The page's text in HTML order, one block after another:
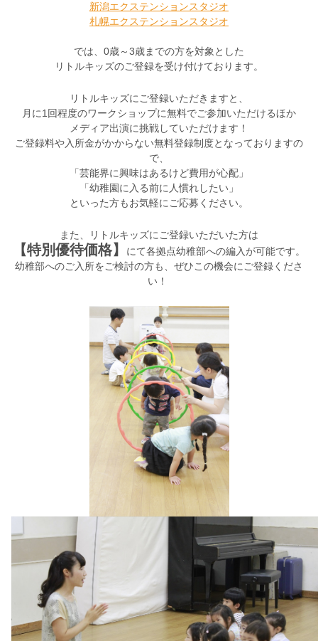
新潟エクステンションスタジオ
札幌エクステンションスタジオ
では、0歳～3歳までの方を対象とした
リトルキッズのご登録を受け付けております。
リトルキッズにご登録いただきますと、
月に1回程度のワークショップに無料でご参加いただけるほか
メディア出演に挑戦していただけます！
ご登録料や入所金がかからない無料登録制度となっておりますの
で、
「芸能界に興味はあるけど費用が心配」
「幼稚園に入る前に人慣れしたい」
といった方もお気軽にご応募ください。
また、リトルキッズにご登録いただいた方は
【特別優待価格】
にて各拠点幼稚部への編入が可能です。
幼稚部へのご入所をご検討の方も、ぜひこの機会にご登録くださ
い！